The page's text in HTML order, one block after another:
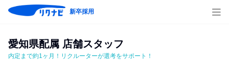
新卒採用
愛知県配属 店舗スタッフ
内定まで約1ヶ月！リクルーターが選考をサポート！